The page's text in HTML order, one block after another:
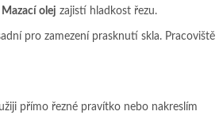
Mazací olej zajistí hladkost řezu.
pro zamezení prasknutí skla. Pracoviště
přímo řezné pravítko nebo nakreslím